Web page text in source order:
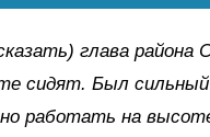
глава района
сидят. Был
работать на